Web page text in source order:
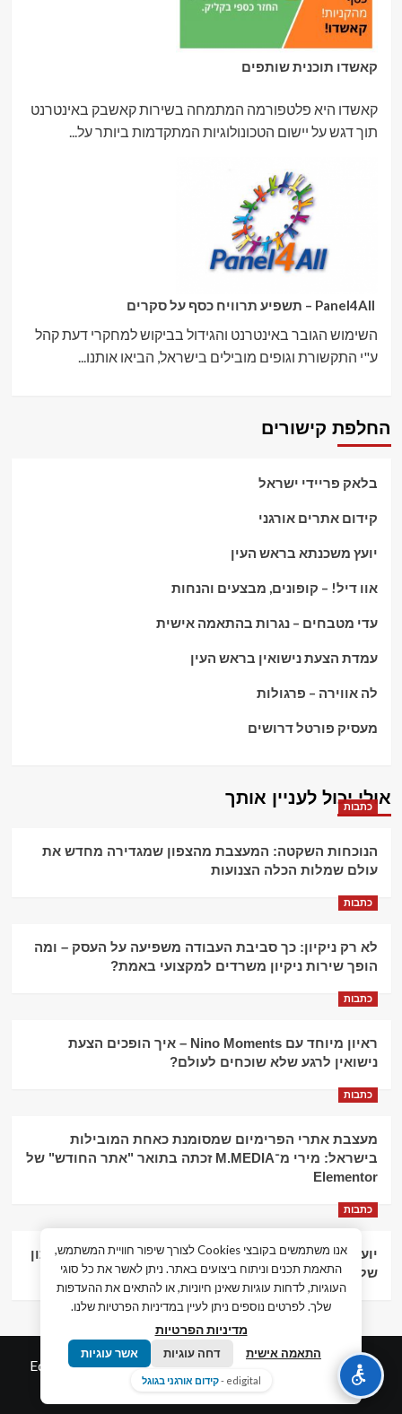
קאשדו תוכנית שותפים
קאשדו היא פלטפורמה המתמחה בשירות קאשבק באינטרנט
תוך דגש על יישום הטכונולוגיות המתקדמות ביותר על...
השימוש הגובר באינטרנט והגידול בביקוש למחקרי דעת קהל
ע"י התקשורת וגופים מובילים בישראל, הביאו אותנו...
החלפת קישורים
בלאק פריידי ישראל
קידום אתרים אורגני
יועץ משכנתא בראש העין
אוו דיל! – קופונים, מבצעים והנחות
עדי מטבחים – נגרות בהתאמה אישית
עמדת הצעת נישואין בראש העין
לה אווירה – פרגולות
מעסיק פורטל דרושים
אולי יכול לעניין אותך
כתבות
הנוכחות השקטה: המעצבת מהצפון שמגדירה מחדש את
עולם שמלות הכלה הצנועות
כתבות
לא רק ניקיון: כך סביבת העבודה משפיעה על העסק – ומה
הופך שירות ניקיון משרדים למקצועי באמת?
כתבות
ראיון מיוחד עם Nino Moments – איך הופכים הצעת
נישואין לרגע שלא שוכחים לעולם?
כתבות
מעצבת אתרי הפרימיום שמסומנת כאחת המובילות
בישראל: מירי מ־M.MEDIA זכתה בתואר "אתר החודש" של
Elementor
כתבות
יועץ עסקי וליווי פיננסי – הדרך לצמיחה כלכלית וניהול נכון
של העסק
© כל הזכויות שמורות חדשות המאה ה-21 |
Edigital.co.ilby
אלימלך דיגיטל.
אנו משתמשים בקובצי Cookies לצורך שיפור חוויית המשתמש,
התאמת תכנים וניתוח ביצועים באתר. ניתן לאשר את כל סוגי
העוגיות, לדחות עוגיות שאינן חיוניות, או להתאים את ההעדפות
שלך. לפרטים נוספים ניתן לעיין במדיניות הפרטיות שלנו.
מדיניות הפרטיות
התאמה אישית דחה עוגיות אשר עוגיות
edigital - קידום אורגני בגוגל